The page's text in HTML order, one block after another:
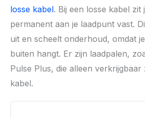
losse kabel. Bij een losse kabel zit
permanent aan je laadpunt vast.
uit en scheelt onderhoud, omdat
buiten hangt. Er zijn laadpalen,
Pulse Plus, die alleen verkrijgbaar
kabel.